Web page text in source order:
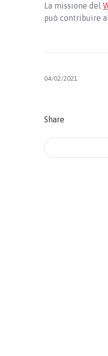
La missione del
può contribuire
04/02/2021
Share